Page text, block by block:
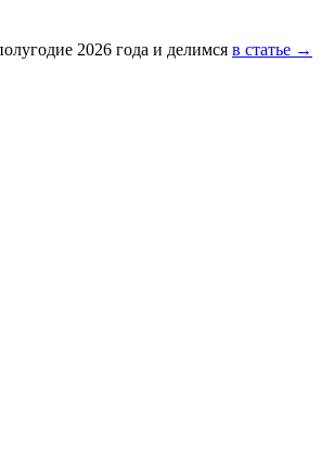
2026 года и делимся в статье →